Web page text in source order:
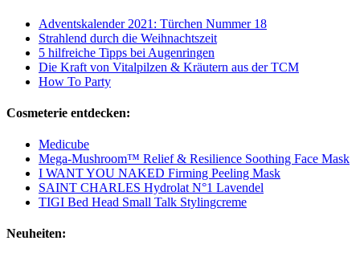
Adventskalender 2021: Türchen Nummer 18
Strahlend durch die Weihnachtszeit
5 hilfreiche Tipps bei Augenringen
Die Kraft von Vitalpilzen & Kräutern aus der TCM
How To Party
Cosmeterie entdecken:
Medicube
Mega-Mushroom™ Relief & Resilience Soothing Face Mask
I WANT YOU NAKED Firming Peeling Mask
SAINT CHARLES Hydrolat N°1 Lavendel
TIGI Bed Head Small Talk Stylingcreme
Neuheiten: